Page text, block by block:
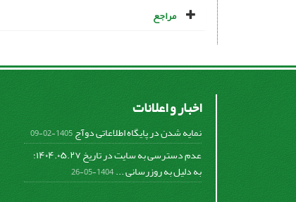
مراجع
اخبار و اعلانات
نمایه شدن در پایگاه اطلاعاتی دوآج 1405-02-09
عدم دسترسی به سایت در تاریخ ۱۴۰۴.۰۵.۲۷؛
به دلیل به روزرسانی ... 1404-05-26